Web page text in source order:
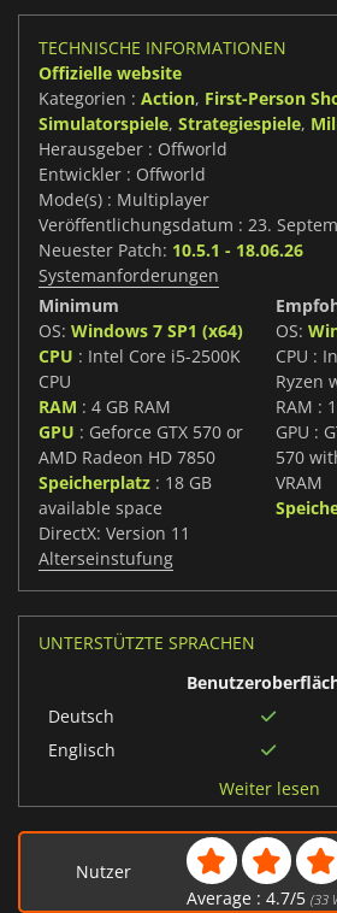
TECHNISCHE INFORMATIONEN
Offizielle website
Kategorien : Action, First-Person
Simulatorspiele, Strategiespiele,
Herausgeber : Offworld
Entwickler : Offworld
Mode(s) : Multiplayer
Veröffentlichungsdatum : 23.
Neuester Patch: 10.5.1 - 18.06.26
Systemanforderungen
Minimum
OS: Windows 7 SP1 (x64)
CPU : Intel Core i5-2500K
CPU
RAM : 4 GB RAM
GPU : Geforce GTX 570 or
AMD Radeon HD 7850
Speicherplatz : 18 GB
available space
DirectX: Version 11
OS:
CPU :
Ryzen
RAM :
GPU :
570
VRAM
Alterseinstufung
UNTERSTÜTZTE SPRACHEN
Deutsch
Englisch
Portugiesisch
Ukrainisch
Spanisch
Weiter lesen
Nutzer
Average : 4.7/5 (33